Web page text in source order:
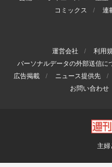
コミックス
連
運営会社 利用
パーソナルデータの外部送信に
広告掲載
ニュース提供先
お問い合わせ
主婦